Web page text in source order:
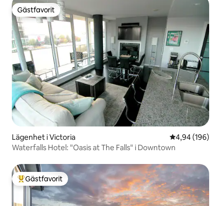
Gästfavorit
Gästfavorit
Lägenhet i Victoria 4,94 av 5 i
4,94 (196)
Waterfalls Hotel: "Oasis at The Falls" i Downtown
Populär gästfavorit
Gästfavorit